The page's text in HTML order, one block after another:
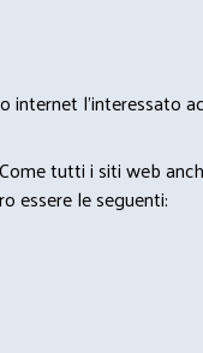
l’interessato
Come tutti i siti web
essere le seguenti: